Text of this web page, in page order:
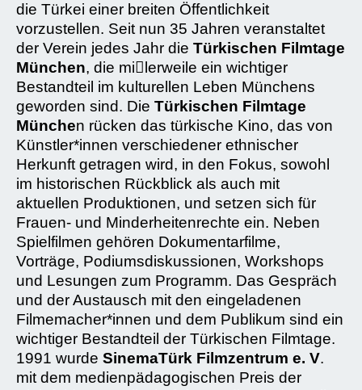
die Türkei einer breiten Öffentlichkeit
vorzustellen. Seit nun 35 Jahren veranstaltet
der Verein jedes Jahr die Türkischen Filmtage
München, die mi􀍵lerweile ein wichtiger
Bestandteil im kulturellen Leben Münchens
geworden sind. Die Türkischen Filmtage
München rücken das türkische Kino, das von
Künstler*innen verschiedener ethnischer
Herkunft getragen wird, in den Fokus, sowohl
im historischen Rückblick als auch mit
aktuellen Produktionen, und setzen sich für
Frauen- und Minderheitenrechte ein. Neben
Spielfilmen gehören Dokumentarfilme,
Vorträge, Podiumsdiskussionen, Workshops
und Lesungen zum Programm. Das Gespräch
und der Austausch mit den eingeladenen
Filmemacher*innen und dem Publikum sind ein
wichtiger Bestandteil der Türkischen Filmtage.
1991 wurde SinemaTürk Filmzentrum e. V.
mit dem medienpädagogischen Preis der